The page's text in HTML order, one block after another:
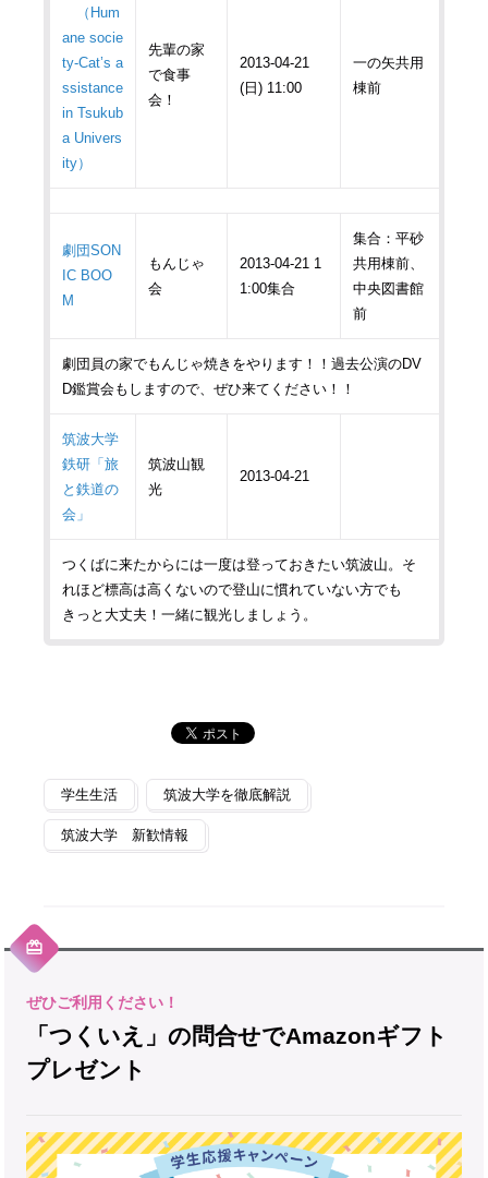
（Hum
ane socie
ty-Cat’s a
ssistance
in Tsukub
a Univers
ity）
先輩の家
で食事
会！
2013-04-21
(日) 11:00
一の矢共用
棟前
劇団SON
IC BOO
M
もんじゃ
会
2013-04-21 1
1:00集合
集合：平砂
共用棟前、
中央図書館
前
劇団員の家でもんじゃ焼きをやります！！過去公演のDV
D鑑賞会もしますので、ぜひ来てください！！
筑波大学
鉄研「旅
と鉄道の
会」
筑波山観
光
2013-04-21
つくばに来たからには一度は登っておきたい筑波山。そ
れほど標高は高くないので登山に慣れていない方でも
きっと大丈夫！一緒に観光しましょう。
学生生活 筑波大学を徹底解説
筑波大学 新歓情報
「つくいえ」の問合せでAmazonギフト
プレゼント